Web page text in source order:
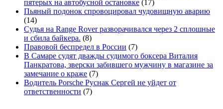
пятерых на автобусной остановке (17)
Пьяный подонок спровоцировал чудовищную аварию
(14)
Судья на Range Rover разворачивался через 2 сплошные
и сбила байкера. (8)
Правовой беспредел в России (7)
В Самаре судят дважды судимого боксера Виталия
Панкратова, зверски забившего мужчину в магазине за
замечание о краже (7)
Водитель Porsche Руснак Сергей не уйдет от
ответственности (7)